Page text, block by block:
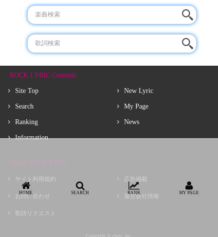
ROCK LYRIC Contents
Site Top
Search
Ranking
Information
New Lyric
My Page
News
About ROCK LYRIC
サイト利用規約
お問い合わせ
歌詩リクエスト
広告掲載
運営会社情報
Copyright © choir, Inc.
HOME SEARCH RANK MY PAGE